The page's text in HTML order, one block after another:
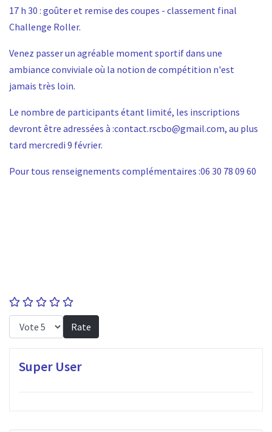
17 h 30 : goûter et remise des coupes - classement final
Challenge Roller.
Venez passer un agréable moment sportif dans une
ambiance conviviale où la notion de compétition n'est
jamais très loin.
Le nombre de participants étant limité, les inscriptions
devront être adressées à :contact.rscbo@gmail.com, au plus
tard mercredi 9 février.
Pour tous renseignements complémentaires :06 30 78 09 60
User Rating: 0/
Please Rate
Super User